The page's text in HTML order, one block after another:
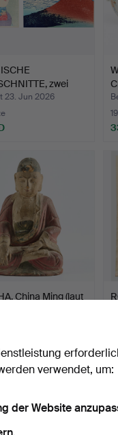
zwei
23. Jun 2026
China Ming (laut
verwendet, um:
der Website